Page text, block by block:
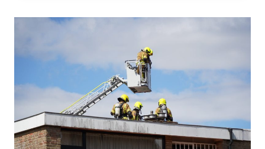
WONING
SENIORENFLAT
WATERTORENWEG
IN
ROTTERDAM